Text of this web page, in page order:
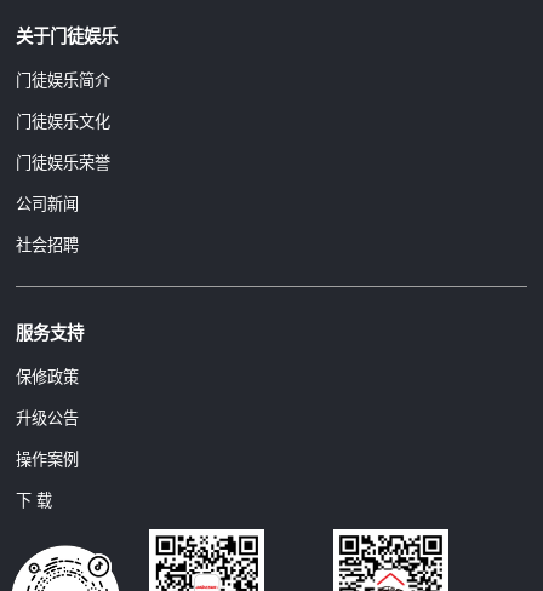
关于门徒娱乐
门徒娱乐简介
门徒娱乐文化
门徒娱乐荣誉
公司新闻
社会招聘
服务支持
保修政策
升级公告
操作案例
下 载